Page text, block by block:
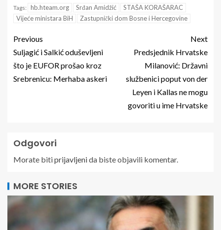
Tags: hb.hteam.org Srđan Amidžić
STAŠA KORAŠARAC
Vijeće ministara BiH
Zastupnički dom Bosne i Hercegovine
Previous
Suljagić i Salkić oduševljeni
što je EUFOR prošao kroz
Srebrenicu: Merhaba askeri
Next
Predsjednik Hrvatske
Milanović: Državni
službenici poput von der
Leyen i Kallas ne mogu
govoriti u ime Hrvatske
Odgovori
Morate bitiprijavljenida biste objavili komentar.
MORE STORIES